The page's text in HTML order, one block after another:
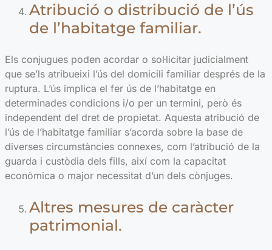
Atribució o distribució de l’ús
de l’habitatge familiar.
Els conjugues poden acordar o sol·licitar judicialment
que se’ls atribueixi l’ús del domicili familiar després de la
ruptura. L’ús implica el fer ús de l’habitatge en
determinades condicions i/o per un termini, però és
independent del dret de propietat. Aquesta atribució de
l’ús de l’habitatge familiar s’acorda sobre la base de
diverses circumstàncies connexes, com l’atribució de la
guarda i custòdia dels fills, així com la capacitat
econòmica o major necessitat d’un dels cònjuges.
Altres mesures de caràcter
patrimonial.